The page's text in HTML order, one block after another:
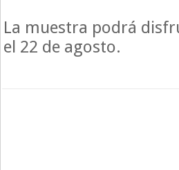
La muestra podrá
el 22 de agosto.